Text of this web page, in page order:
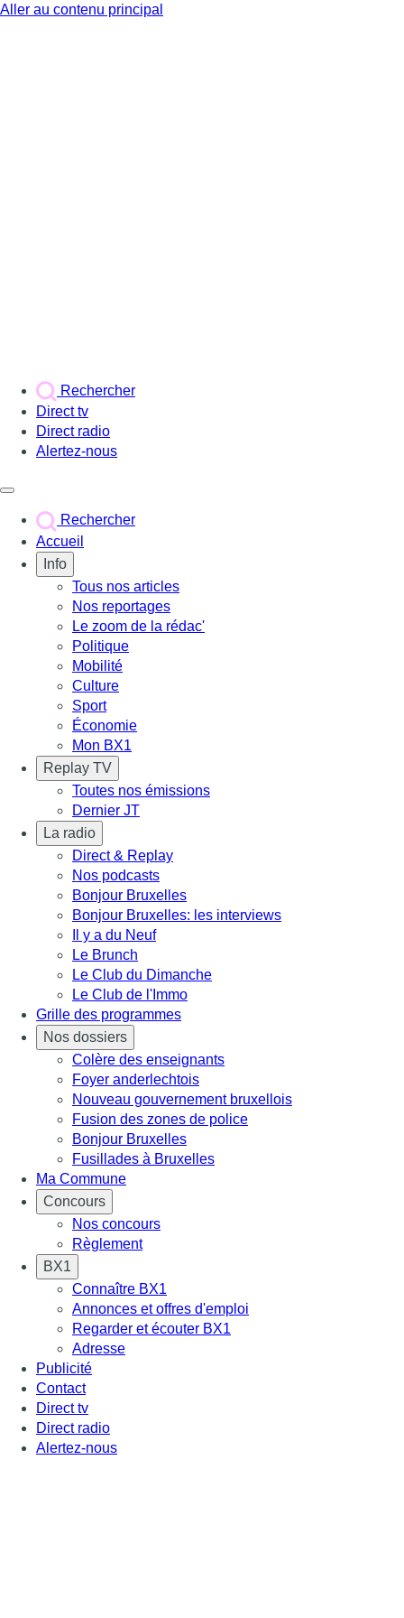
Aller au contenu principal
Rechercher
Direct tv
Direct radio
Alertez-nous
Rechercher
Accueil
Info
Tous nos articles
Nos reportages
Le zoom de la rédac'
Politique
Mobilité
Culture
Sport
Économie
Mon BX1
Replay TV
Toutes nos émissions
Dernier JT
La radio
Direct & Replay
Nos podcasts
Bonjour Bruxelles
Bonjour Bruxelles: les interviews
Il y a du Neuf
Le Brunch
Le Club du Dimanche
Le Club de l'Immo
Grille des programmes
Nos dossiers
Colère des enseignants
Foyer anderlechtois
Nouveau gouvernement bruxellois
Fusion des zones de police
Bonjour Bruxelles
Fusillades à Bruxelles
Ma Commune
Concours
Nos concours
Règlement
BX1
Connaître BX1
Annonces et offres d'emploi
Regarder et écouter BX1
Adresse
Publicité
Contact
Direct tv
Direct radio
Alertez-nous